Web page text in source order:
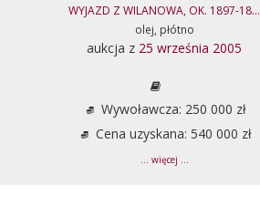
WYJAZD Z WILANOWA, OK. 1897-18...
olej, płótno
aukcja z 25 września 2005
Wywoławcza: 250 000 zł
Cena uzyskana: 540 000 zł
... więcej ...